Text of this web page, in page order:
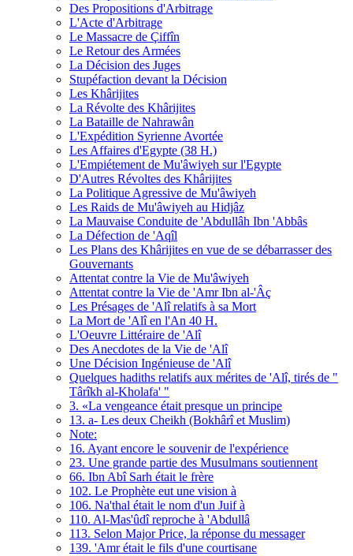
Des Propositions d'Arbitrage
L'Acte d'Arbitrage
Le Massacre de Çiffîn
Le Retour des Armées
La Décision des Juges
Stupéfaction devant la Décision
Les Khârijites
La Révolte des Khârijites
La Bataille de Nahrawân
L'Expédition Syrienne Avortée
Les Affaires d'Egypte (38 H.)
L'Empiétement de Mu'âwiyeh sur l'Egypte
D'Autres Révoltes des Khârijites
La Politique Agressive de Mu'âwiyeh
Les Raids de Mu'âwiyeh au Hidjâz
La Mauvaise Conduite de 'Abdullâh Ibn 'Abbâs
La Défection de 'Aqîl
Les Plans des Khârijites en vue de se débarrasser des
Gouvernants
Attentat contre la Vie de Mu'âwiyeh
Attentat contre la Vie de 'Amr Ibn al-'Âç
Les Présages de 'Alî relatifs à sa Mort
La Mort de 'Alî en l'An 40 H.
L'Oeuvre Littéraire de 'Alî
Des Anecdotes de la Vie de 'Alî
Une Décision Ingénieuse de 'Alî
Quelques hadiths relatifs aux mérites de 'Alî, tirés de "
Târîkh al-Kholafa' "
3. «La vengeance était presque un principe
13. a- Les deux Cheikh (Bokhârî et Muslim)
Note:
16. Ayant encore le souvenir de l'expérience
23. Une grande partie des Musulmans soutiennent
66. Ibn Abî Sarh était le frère
102. Le Prophète eut une vision à
106. Na'thal était le nom d'un Juif à
110. Al-Mas'ûdî reproche à 'Abdullâ
113. Selon Major Price, la réponse du messager
139. 'Amr était le fils d'une courtisane